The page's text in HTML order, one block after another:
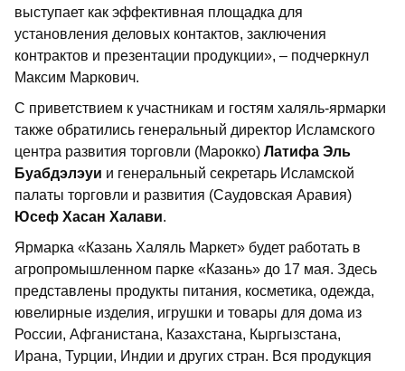
выступает как эффективная площадка для
установления деловых контактов, заключения
контрактов и презентации продукции», – подчеркнул
Максим Маркович.
С приветствием к участникам и гостям халяль-ярмарки
также обратились генеральный директор Исламского
центра развития торговли (Марокко) Латифа Эль
Буабдэлэуи и генеральный секретарь Исламской
палаты торговли и развития (Саудовская Аравия)
Юсеф Хасан Халави.
Ярмарка «Казань Халяль Маркет» будет работать в
агропромышленном парке «Казань» до 17 мая. Здесь
представлены продукты питания, косметика, одежда,
ювелирные изделия, игрушки и товары для дома из
России, Афганистана, Казахстана, Кыргызстана,
Ирана, Турции, Индии и других стран. Вся продукция